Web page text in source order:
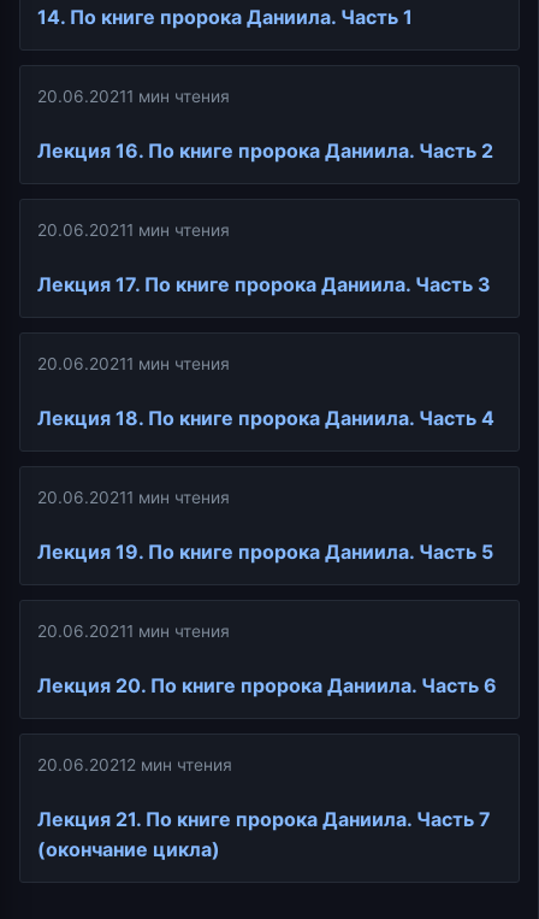
14. По книге пророка Даниила. Часть 1
20.06.20211 мин чтения
Лекция 16. По книге пророка Даниила. Часть 2
20.06.20211 мин чтения
Лекция 17. По книге пророка Даниила. Часть 3
20.06.20211 мин чтения
Лекция 18. По книге пророка Даниила. Часть 4
20.06.20211 мин чтения
Лекция 19. По книге пророка Даниила. Часть 5
20.06.20211 мин чтения
Лекция 20. По книге пророка Даниила. Часть 6
20.06.20212 мин чтения
Лекция 21. По книге пророка Даниила. Часть 7
(окончание цикла)